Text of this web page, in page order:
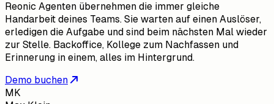
Reonic Agenten übernehmen die immer gleiche
Handarbeit deines Teams. Sie warten auf einen Auslöser,
erledigen die Aufgabe und sind beim nächsten Mal wieder
zur Stelle. Backoffice, Kollege zum Nachfassen und
Erinnerung in einem, alles im Hintergrund.
Demo buchen
MK